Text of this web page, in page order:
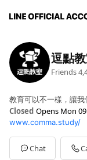
逗點
Friends
教育可以不一樣，讓我
Closed Opens Mon
SunClosed
Mon09:00 - 18:00
Tue09:00 - 18:00
Wed09:00 - 18:00
www.comma.study/
Chat